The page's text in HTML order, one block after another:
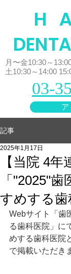
H
月〜金10:30～
土10:30～14:00
03-
記事
【当院 4年
「"2025"
すめする歯
2025年1月17日
Webサイト
「
る歯科医院」に
めする歯科医院
で掲載いただき